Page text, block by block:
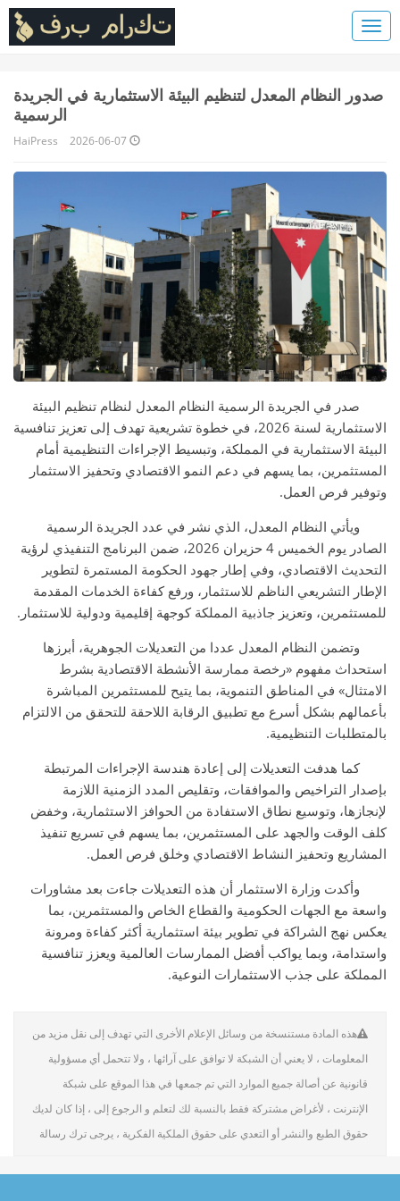
صدور النظام المعدل لتنظيم البيئة الاستثمارية في الجريدة
الرسمية
2026-06-07
HaiPress
صدر في الجريدة الرسمية النظام المعدل لنظام تنظيم البيئة
الاستثمارية لسنة 2026، في خطوة تشريعية تهدف إلى تعزيز تنافسية
البيئة الاستثمارية في المملكة، وتبسيط الإجراءات التنظيمية أمام
المستثمرين، بما يسهم في دعم النمو الاقتصادي وتحفيز الاستثمار
وتوفير فرص العمل.
ويأتي النظام المعدل، الذي نشر في عدد الجريدة الرسمية
الصادر يوم الخميس 4 حزيران 2026، ضمن البرنامج التنفيذي لرؤية
التحديث الاقتصادي، وفي إطار جهود الحكومة المستمرة لتطوير
الإطار التشريعي الناظم للاستثمار، ورفع كفاءة الخدمات المقدمة
للمستثمرين، وتعزيز جاذبية المملكة كوجهة إقليمية ودولية للاستثمار.
وتضمن النظام المعدل عددا من التعديلات الجوهرية، أبرزها
استحداث مفهوم «رخصة ممارسة الأنشطة الاقتصادية بشرط
الامتثال» في المناطق التنموية، بما يتيح للمستثمرين المباشرة
بأعمالهم بشكل أسرع مع تطبيق الرقابة اللاحقة للتحقق من الالتزام
بالمتطلبات التنظيمية.
كما هدفت التعديلات إلى إعادة هندسة الإجراءات المرتبطة
بإصدار التراخيص والموافقات، وتقليص المدد الزمنية اللازمة
لإنجازها، وتوسيع نطاق الاستفادة من الحوافز الاستثمارية، وخفض
كلف الوقت والجهد على المستثمرين، بما يسهم في تسريع تنفيذ
المشاريع وتحفيز النشاط الاقتصادي وخلق فرص العمل.
وأكدت وزارة الاستثمار أن هذه التعديلات جاءت بعد مشاورات
واسعة مع الجهات الحكومية والقطاع الخاص والمستثمرين، بما
يعكس نهج الشراكة في تطوير بيئة استثمارية أكثر كفاءة ومرونة
واستدامة، وبما يواكب أفضل الممارسات العالمية ويعزز تنافسية
المملكة على جذب الاستثمارات النوعية.
هذه المادة مستنسخة من وسائل الإعلام الأخرى التي تهدف إلى نقل مزيد من
المعلومات ، لا يعني أن الشبكة لا توافق على آرائها ، ولا تتحمل أي مسؤولية
قانونية عن أصالة جميع الموارد التي تم جمعها في هذا الموقع على شبكة
الإنترنت ، لأغراض مشتركة فقط بالنسبة لك لتعلم و الرجوع إلى ، إذا كان لديك
حقوق الطبع والنشر أو التعدي على حقوق الملكية الفكرية ، يرجى ترك رسالة